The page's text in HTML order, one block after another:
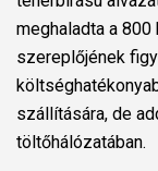
meghaladta a
szereplőjének
szállítására, de
töltőhálózatában.